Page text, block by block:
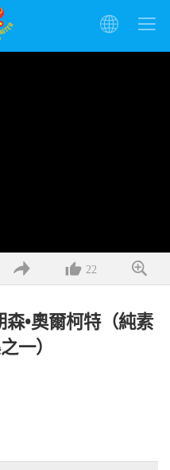
22
•奧爾柯特（純素
一）